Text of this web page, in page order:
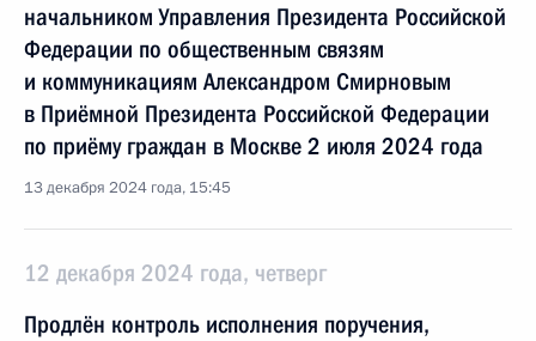
начальником Управления Президента Российской
Федерации по общественным связям
и коммуникациям Александром Смирновым
в Приёмной Президента Российской Федерации
по приёму граждан в Москве 2 июля 2024 года
13 декабря 2024 года, 15:45
12 декабря 2024 года, четверг
Продлён контроль исполнения поручения,